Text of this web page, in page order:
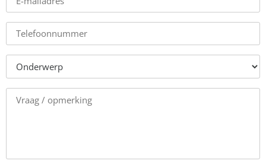
mailadres *
Telefoonnummer
Onderwerp
Vraag